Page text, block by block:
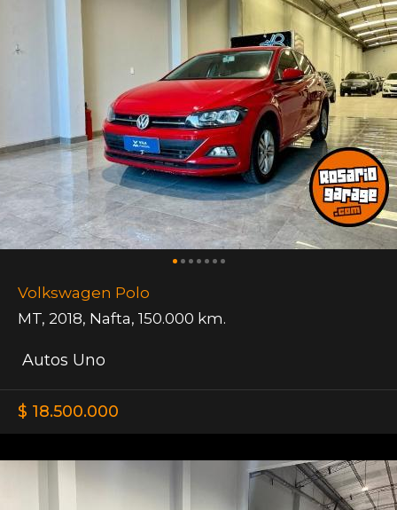
Volkswagen Polo
MT, 2018, Nafta, 150.000 km.
Autos Uno
$ 18.500.000